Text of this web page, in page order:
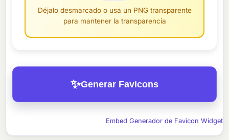
Déjalo desmarcado o usa un PNG transparente
para mantener la transparencia
✨Generar Favicons
Embed Generador de Favicon Widget